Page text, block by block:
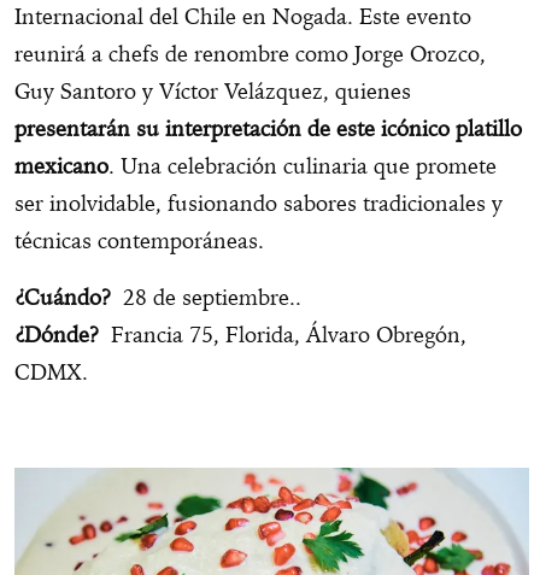
Internacional del Chile en Nogada. Este evento
reunirá a chefs de renombre como Jorge Orozco,
Guy Santoro y Víctor Velázquez, quienes
presentarán su interpretación de este icónico platillo
mexicano. Una celebración culinaria que promete
ser inolvidable, fusionando sabores tradicionales y
técnicas contemporáneas.
¿Cuándo? 28 de septiembre..
¿Dónde? Francia 75, Florida, Álvaro Obregón,
CDMX.